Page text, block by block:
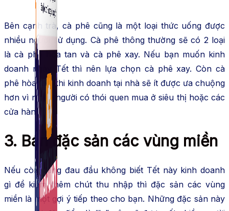
Bên cạnh trà, cà phê cũng là một loại thức uống được
nhiều người sử dụng. Cà phê thông thường sẽ có 2 loại
là cà phê hòa tan và cà phê xay. Nếu bạn muốn kinh
doanh ngày Tết thì nên lựa chọn cà phê xay. Còn cà
phê hòa tan khi kinh doanh tại nhà sẽ ít được ưa chuộng
hơn vì nhiều người có thói quen mua ở siêu thị hoặc các
cửa hàng lớn.
3. Bán đặc sản các vùng miền
Nếu còn đang đau đầu không biết Tết này kinh doanh
gì để kiếm thêm chút thu nhập thì đặc sản các vùng
miền là một gợi ý tiếp theo cho bạn. Những đặc sản này